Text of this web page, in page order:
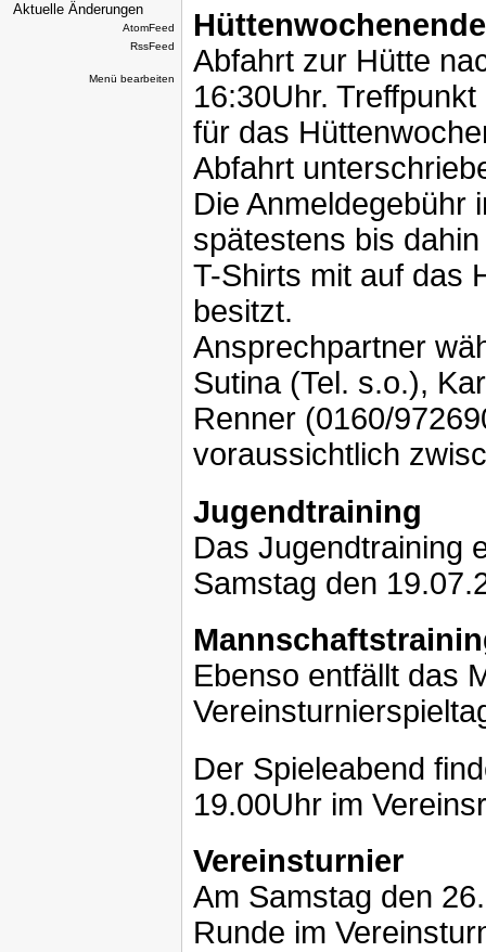
Aktuelle Änderungen
AtomFeed
RssFeed
Menü bearbeiten
Hüttenwochenende
Abfahrt zur Hütte
16:30Uhr.
für das
Abfahrt
Die Anmeldegebühr
spätestens bis
T-Shirts mit auf das
besitzt.
Ansprechpartner
Sutina (Tel. s.o.),
Renner (0160/
voraussichtlich
Jugendtraining
Das Jugendtraining
Samstag den
Ebenso entfällt das
Der Spieleabend
19.00Uhr im
Vereinsturnier
Am Samstag den
Runde im